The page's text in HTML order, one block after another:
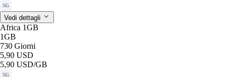
5G
Vedi dettagli
Africa 1GB
1GB
730 Giorni
5,90 USD
5,90 USD/GB
5G